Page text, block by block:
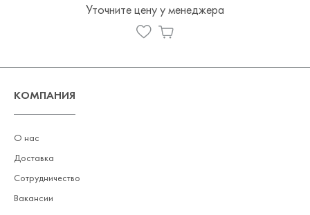
Уточните цену у менеджера
КОМПАНИЯ
О нас
Доставка
Сотрудничество
Вакансии